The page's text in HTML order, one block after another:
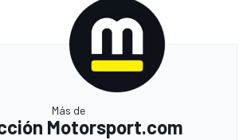
Más de
Motorsport.com